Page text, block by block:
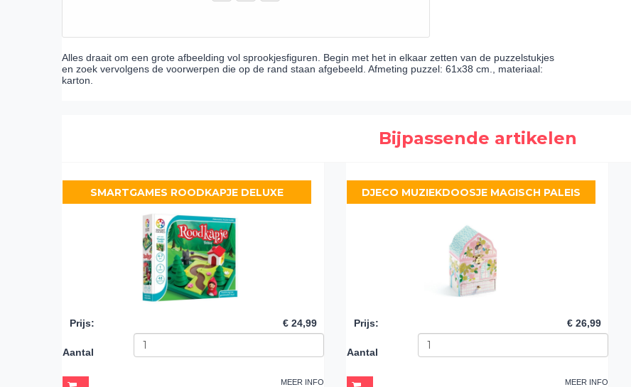
Alles draait om een grote afbeelding vol sprookjesfiguren. Begin met het in elkaar zetten van de puzzelstukjes
en zoek vervolgens de voorwerpen die op de rand staan afgebeeld. Afmeting puzzel: 61x38 cm., materiaal:
karton.
Bijpassende artikelen
SMARTGAMES ROODKAPJE DELUXE
Prijs: € 24,99
Aantal
MEER INFO
DJECO MUZIEKDOOSJE MAGISCH PALEIS
Prijs: € 26,99
Aantal
MEER INFO